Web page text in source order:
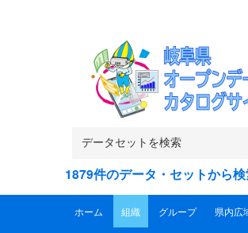
1879件のデータ・セットから
ホーム 組織 グループ 県内広